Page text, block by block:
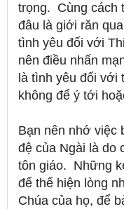
trọng. Cùng cách
đâu là giới răn
tình yêu đối với
nên điều nhấn
là tình yêu đối với
không để ý tới
Bạn nên nhớ việc
đệ của Ngài là do
tôn giáo. Những
để thể hiện lòng
Chúa của họ, để